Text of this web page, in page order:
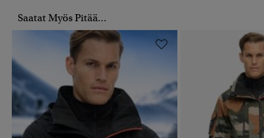
Saatat Myös Pitää...